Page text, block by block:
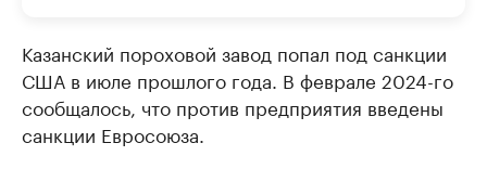
Казанский пороховой завод попал под санкции
США в июле прошлого года. В феврале 2024-го
сообщалось, что против предприятия введены
санкции Евросоюза.